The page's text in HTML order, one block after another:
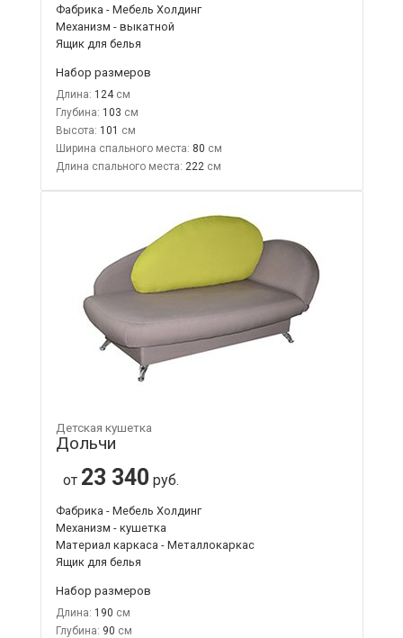
Фабрика - Мебель Холдинг
Механизм - выкатной
Ящик для белья
Набор размеров
Длина: 124
Глубина: 103
Высота: 101
Ширина спального места: 80
Длина спального места: 222
Детская кушетка
Дольчи
от 23 340 руб.
Фабрика - Мебель Холдинг
Механизм - кушетка
Материал каркаса - Металлокаркас
Ящик для белья
Набор размеров
Длина: 190
Глубина: 90